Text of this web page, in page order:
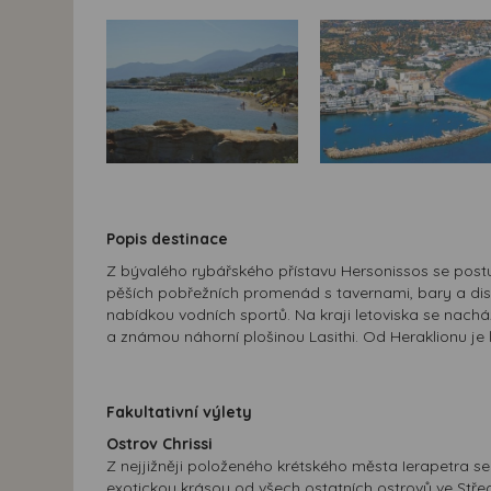
Popis destinace
Z bývalého rybářského přístavu Hersonissos se
pěších pobřežních promenád s tavernami, bary a
nabídkou vodních sportů. Na kraji letoviska se
a známou náhorní plošinou Lasithi. Od Heraklionu je
Fakultativní výlety
Ostrov Chrissi
Z nejjižněji položeného krétského města Ierapetra